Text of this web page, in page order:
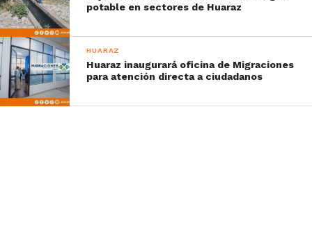
potable en sectores de Huaraz
HUARAZ
Huaraz inaugurará oficina de Migraciones
para atención directa a ciudadanos